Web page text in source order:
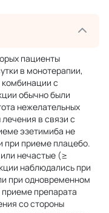
пациенты
в монотерапии,
с
обычно были
нежелательных
в связи с
эзетимиба не
при приеме плацебо.
нечастые (≥
наблюдались при
при одновременном
препарата
со стороны